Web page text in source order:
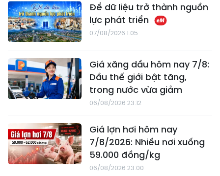
Để dữ liệu trở thành nguồn
lực phát triển
07/08/2026 1:05
Giá xăng dầu hôm nay 7/8:
Dầu thế giới bật tăng,
trong nước vừa giảm
06/08/2026 23:12
Giá lợn hơi hôm nay
7/8/2026: Nhiều nơi xuống
59.000 đồng/kg
06/08/2026 23:00